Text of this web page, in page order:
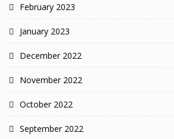
February 2023
January 2023
December 2022
November 2022
October 2022
September 2022